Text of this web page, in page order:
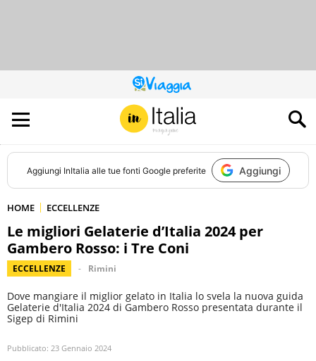
QUESTO
SITO
CONTRIBUISCE
ALL’AUDIENCE
DI
Aggiungi InItalia alle tue fonti Google preferite Aggiungi
HOME ECCELLENZE
Le migliori Gelaterie d’Italia 2024 per
Gambero Rosso: i Tre Coni
ECCELLENZE Rimini
Dove mangiare il miglior gelato in Italia lo svela la nuova guida
Gelaterie d'Italia 2024 di Gambero Rosso presentata durante il
Sigep di Rimini
Pubblicato: 23 Gennaio 2024